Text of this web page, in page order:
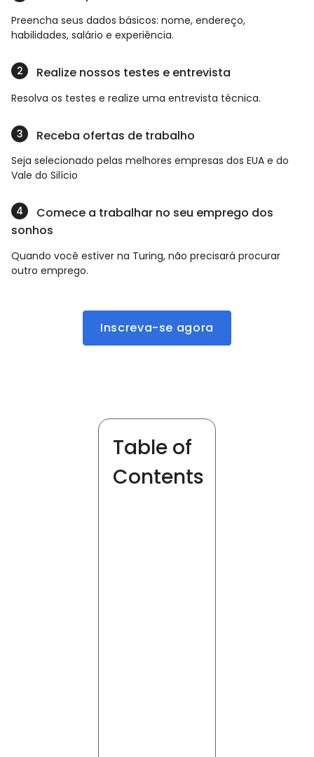
Preencha seus dados básicos: nome, endereço,
habilidades, salário e experiência.
Realize nossos testes e entrevista
Resolva os testes e realize uma entrevista técnica.
Receba ofertas de trabalho
Seja selecionado pelas melhores empresas dos EUA e do
Vale do Silício
Comece a trabalhar no seu emprego dos
sonhos
Quando você estiver na Turing, não precisará procurar
outro emprego.
Inscreva-se agora
Table of
Contents